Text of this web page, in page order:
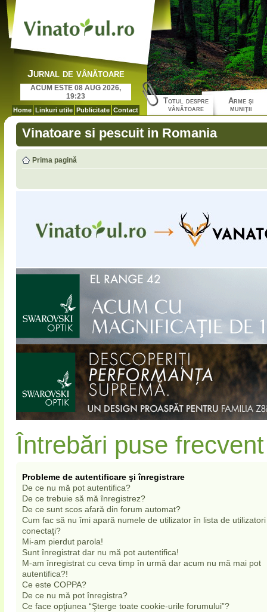
Jurnal de vânătoare
ACUM ESTE 08 AUG 2026,
19:23
Home Linkuri utile Publicitate Contact
Totul despre
vânătoare
Arme şi
muniţii
Vinatoare si pescuit in Romania
Prima pagină
Întrebări puse frecvent
Probleme de autentificare şi înregistrare
De ce nu mă pot autentifica?
De ce trebuie să mă înregistrez?
De ce sunt scos afară din forum automat?
Cum fac să nu îmi apară numele de utilizator în lista de utilizatori
conectaţi?
Mi-am pierdut parola!
Sunt înregistrat dar nu mă pot autentifica!
M-am înregistrat cu ceva timp în urmă dar acum nu mă mai pot
autentifica?!
Ce este COPPA?
De ce nu mă pot înregistra?
Ce face opţiunea “Şterge toate cookie-urile forumului”?